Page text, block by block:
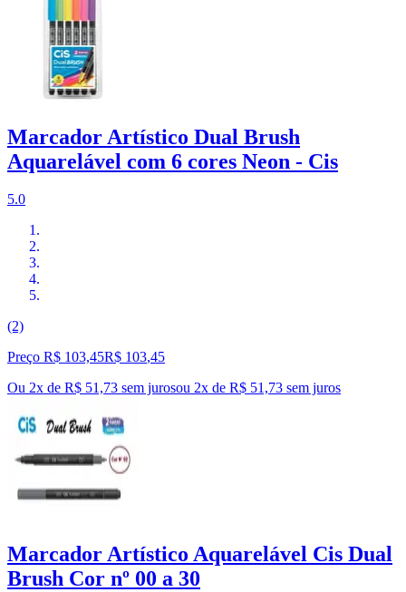
Marcador Artístico Dual Brush
Aquarelável com 6 cores Neon - Cis
5.0
(2)
Preço R$ 103,45R$ 103,45
Ou 2x de R$ 51,73 sem jurosou 2x de R$ 51,73 sem juros
Marcador Artístico Aquarelável Cis Dual
Brush Cor nº 00 a 30